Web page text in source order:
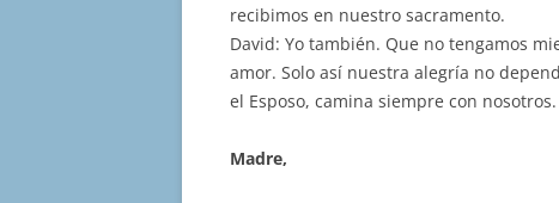
recibimos en nuestro sacramento.
David: Yo también. Que no tengamos
amor. Solo así nuestra alegría no
el Esposo, camina siempre con nosotros.
Madre,